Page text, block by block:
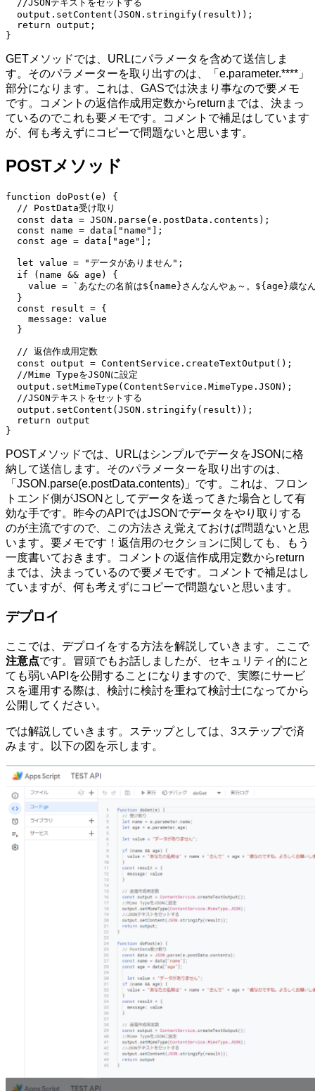
  //JSONテキストをセットする
  output.setContent(JSON.stringify(result));
  return output;
}
GETメソッドでは、URLにパラメータを含めて送信しま
す。そのパラメーターを取り出すのは、「e.parameter.****」
部分になります。これは、GASでは決まり事なので要メモ
です。コメントの返信作成用定数からreturnまでは、決まっ
ているのでこれも要メモです。コメントで補足はしています
が、何も考えずにコピーで問題ないと思います。
POSTメソッド
function doPost(e) {
  // PostData受け取り
  const data = JSON.parse(e.postData.contents);
  const name = data["name"];
  const age = data["age"];
  let value = "データがありません";
  if (name && age) {
value = `あなたの名前は${name}さんなんやぁ～。${age}歳な
  }
  const result = {
    message: value
  }
  // 返信作成用定数
  const output = ContentService.createTextOutput();
  //Mime TypeをJSONに設定
  output.setMimeType(ContentService.MimeType.JSON);
  //JSONテキストをセットする
  output.setContent(JSON.stringify(result));
  return output
}
POSTメソッドでは、URLはシンプルでデータをJSONに格
納して送信します。そのパラメーターを取り出すのは、
「JSON.parse(e.postData.contents)」です。これは、フロン
トエンド側がJSONとしてデータを送ってきた場合として有
効な手です。昨今のAPIではJSONでデータをやり取りする
のが主流ですので、この方法さえ覚えておけば問題ないと思
います。要メモです！返信用のセクションに関しても、もう
一度書いておきます。コメントの返信作成用定数からreturn
までは、決まっているので要メモです。コメントで補足はし
ていますが、何も考えずにコピーで問題ないと思います。
デプロイ
ここでは、デプロイをする方法を解説していきます。ここで
注意点です。冒頭でもお話しましたが、セキュリティ的にと
ても弱いAPIを公開することになりますので、実際にサービ
スを運用する際は、検討に検討を重ねて検討士になってから
公開してください。
では解説していきます。ステップとしては、3ステップで済
みます。以下の図を示します。